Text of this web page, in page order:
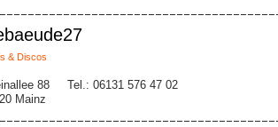
& Discos
88
Mainz
Tel.: 06131 576 47 02